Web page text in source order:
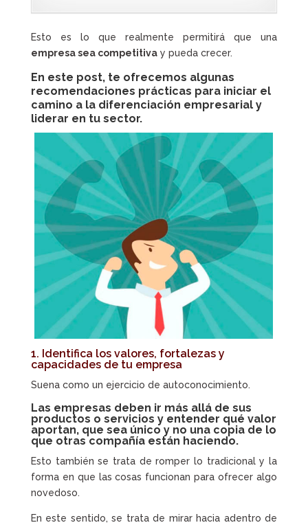
Esto es lo que realmente permitirá que una
empresa sea competitivay pueda crecer.
En este post, te ofrecemos algunas
recomendaciones prácticas para iniciar el
camino a la diferenciación empresarial y
liderar en tu sector.
1. Identifica los valores, fortalezas y
capacidades de tu empresa
Suena como un ejercicio de autoconocimiento.
Las empresas deben ir más allá de sus
productos o servicios y entender qué valor
aportan, que sea único y no una copia de lo
que otras compañía están haciendo.
Esto también se trata de romper lo tradicional y la
forma en que las cosas funcionan para ofrecer algo
novedoso.
En este sentido, se trata de mirar hacia adentro de